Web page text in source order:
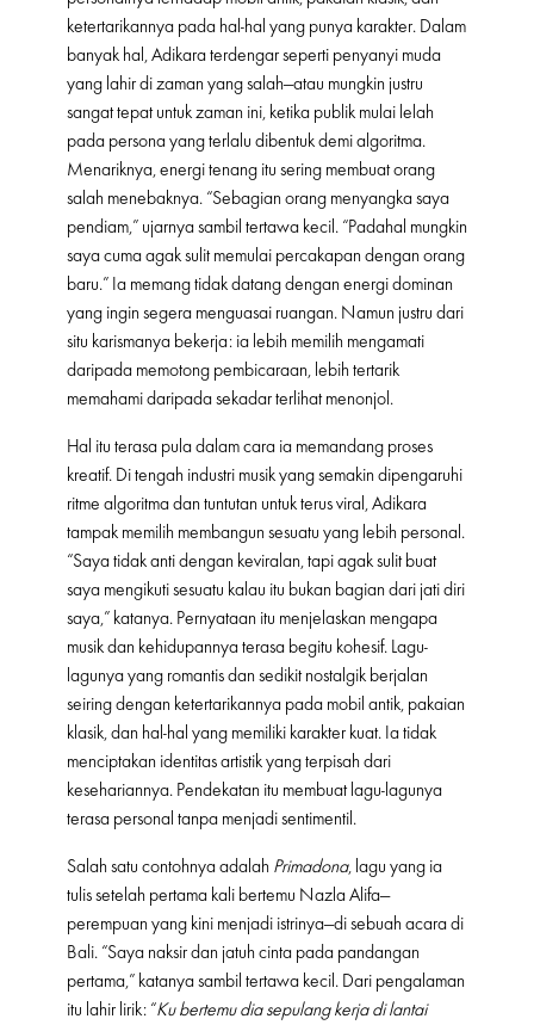
ketertarikannya pada hal-hal yang punya karakter. Dalam
banyak hal, Adikara terdengar seperti penyanyi muda
yang lahir di zaman yang salah—atau mungkin justru
sangat tepat untuk zaman ini, ketika publik mulai lelah
pada persona yang terlalu dibentuk demi algoritma.
Menariknya, energi tenang itu sering membuat orang
salah menebaknya. “Sebagian orang menyangka saya
pendiam,” ujarnya sambil tertawa kecil. “Padahal mungkin
saya cuma agak sulit memulai percakapan dengan orang
baru.” Ia memang tidak datang dengan energi dominan
yang ingin segera menguasai ruangan. Namun justru dari
situ karismanya bekerja: ia lebih memilih mengamati
daripada memotong pembicaraan, lebih tertarik
memahami daripada sekadar terlihat menonjol.
Hal itu terasa pula dalam cara ia memandang proses
kreatif. Di tengah industri musik yang semakin dipengaruhi
ritme algoritma dan tuntutan untuk terus viral, Adikara
tampak memilih membangun sesuatu yang lebih personal.
“Saya tidak anti dengan keviralan, tapi agak sulit buat
saya mengikuti sesuatu kalau itu bukan bagian dari jati diri
saya,” katanya. Pernyataan itu menjelaskan mengapa
musik dan kehidupannya terasa begitu kohesif. Lagu-
lagunya yang romantis dan sedikit nostalgik berjalan
seiring dengan ketertarikannya pada mobil antik, pakaian
klasik, dan hal-hal yang memiliki karakter kuat. Ia tidak
menciptakan identitas artistik yang terpisah dari
kesehariannya. Pendekatan itu membuat lagu-lagunya
terasa personal tanpa menjadi sentimentil.
Salah satu contohnya adalah Primadona, lagu yang ia
tulis setelah pertama kali bertemu Nazla Alifa—
perempuan yang kini menjadi istrinya—di sebuah acara di
Bali. “Saya naksir dan jatuh cinta pada pandangan
pertama,” katanya sambil tertawa kecil. Dari pengalaman
itu lahir lirik: “Ku bertemu dia sepulang kerja di lantai